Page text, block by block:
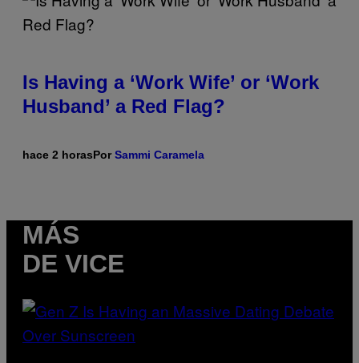
Is Having a ‘Work Wife’ or ‘Work
Husband’ a Red Flag?
hace 2 horasPorSammi Caramela
MÁS
DE VICE